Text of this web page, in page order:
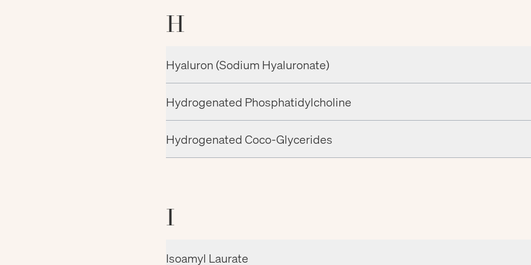
H
Hyaluron (Sodium Hyaluronate)
Hydrogenated Phosphatidylcholine
Hydrogenated Coco-Glycerides
I
Isoamyl Laurate